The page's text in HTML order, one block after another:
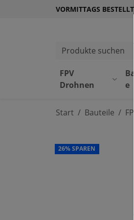
VORMITTAGS
Produkte suchen
FPV
Drohnen
e
Start Bauteile
26% SPAREN